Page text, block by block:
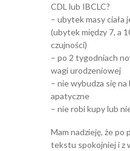
CDL lub IBCLC?
– ubytek masy ciała
(ubytek między 7, a
czujności)
– po 2 tygodniach
wagi urodzeniowej
– nie wybudza się
apatyczne
– nie robi kupy lub
Mam nadzieję, że po
tekstu spokojniej i z